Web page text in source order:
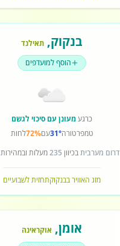
בנקוק, תאילנד
הוסף למועדפים
כרגעמעונן עם סיכוי לגשם
טמפרטורה31°עם72%לחות
דרום מערביתבכיוון 235מעלות ובמהירות
מזג האוויר בבנקוקתחזית לשבועיים
אומן, אוקראינה